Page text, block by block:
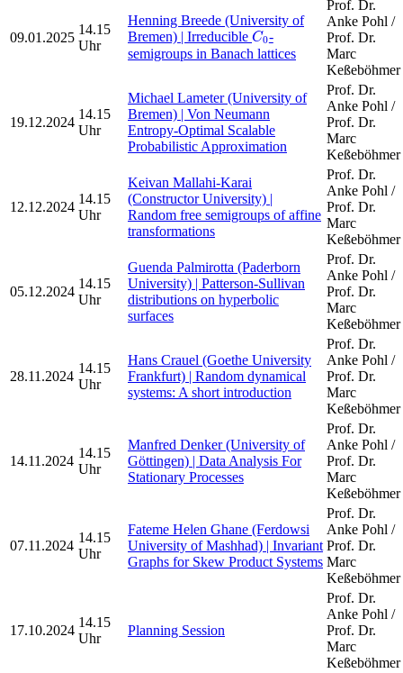
09.01.2025
14.15
Uhr
Henning Breede (University of
Bremen) | Irreducible C0
C0-
semigroups in Banach lattices
Prof. Dr.
Anke Pohl /
Prof. Dr.
Marc
Keßeböhmer
19.12.2024
14.15
Uhr
Michael Lameter (University of
Bremen) | Von Neumann
Entropy-Optimal Scalable
Probabilistic Approximation
Prof. Dr.
Anke Pohl /
Prof. Dr.
Marc
Keßeböhmer
12.12.2024
14.15
Uhr
Keivan Mallahi-Karai
(Constructor University) |
Random free semigroups of affine
transformations
Prof. Dr.
Anke Pohl /
Prof. Dr.
Marc
Keßeböhmer
05.12.2024
14.15
Uhr
Guenda Palmirotta (Paderborn
University) | Patterson-Sullivan
distributions on hyperbolic
surfaces
Prof. Dr.
Anke Pohl /
Prof. Dr.
Marc
Keßeböhmer
28.11.2024
14.15
Uhr
Hans Crauel (Goethe University
Frankfurt) | Random dynamical
systems: A short introduction
Prof. Dr.
Anke Pohl /
Prof. Dr.
Marc
Keßeböhmer
14.11.2024
14.15
Uhr
Manfred Denker (University of
Göttingen) | Data Analysis For
Stationary Processes
Prof. Dr.
Anke Pohl /
Prof. Dr.
Marc
Keßeböhmer
07.11.2024
14.15
Uhr
Fateme Helen Ghane (Ferdowsi
University of Mashhad) | Invariant
Graphs for Skew Product Systems
Prof. Dr.
Anke Pohl /
Prof. Dr.
Marc
Keßeböhmer
17.10.2024
14.15
Uhr
Planning Session
Prof. Dr.
Anke Pohl /
Prof. Dr.
Marc
Keßeböhmer